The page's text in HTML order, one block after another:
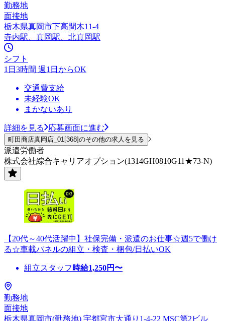
勤務地
面接地
栃木県真岡市下高間木11-4
寺内駅、真岡駅、北真岡駅
シフト
1日3時間 週1日からOK
交通費支給
未経験OK
まかないあり
詳細を見る 応募画面に進む
町田商店真岡店_01[368]のその他の求人を見る
派遣労働者
株式会社綜合キャリアオプション(1314GH0810G11★73-N)
【20代～40代活躍中】社保完備・派遣のお仕事☆週5で働け
る☆車載パネルの組立・検査・梱包/日払いOK
組立スタッフ 時給1,250円〜
勤務地
面接地
栃木県真岡市(勤務地) 宇都宮市大通り1-4-22 MSC第2ビル